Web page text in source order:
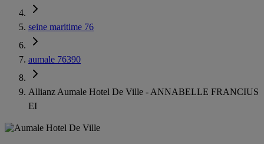
seine maritime 76
aumale 76390
Allianz Aumale Hotel De Ville - ANNABELLE FRANCIUS
EI